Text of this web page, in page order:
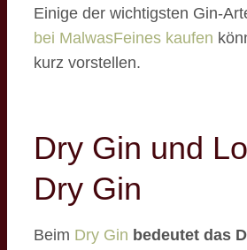
Einige der wichtigsten Gin-
bei MalwasFeines kaufen
kurz vorstellen.
Dry Gin und
Dry Gin
Beim Dry Gin bedeutet das